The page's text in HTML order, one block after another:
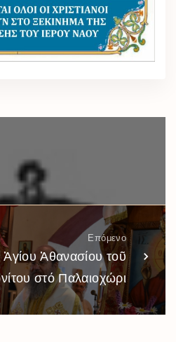
Επόμενο
Ἀθανασίου τοῦ
στό Παλαιοχώρι